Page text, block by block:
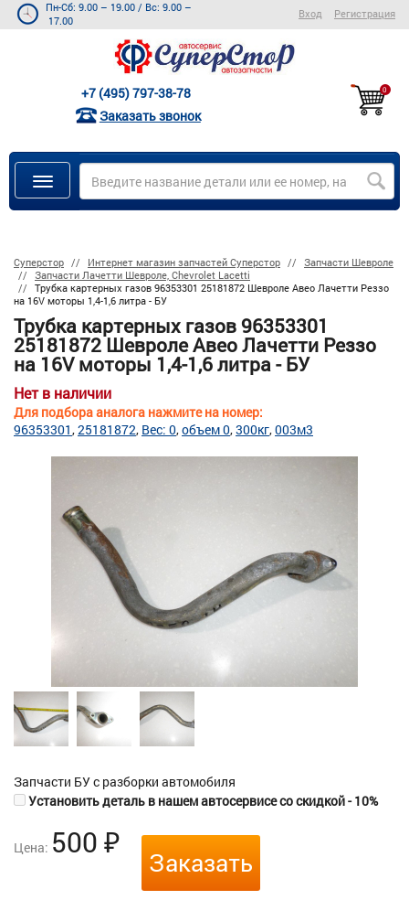
Пн-Сб: 9.00 – 19.00 / Вс: 9.00 –
17.00
Вход Регистрация
+7 (495) 797-38-78
Заказать звонок
0
Суперстор Интернет магазин запчастей Суперстор
Запчасти Шевроле
Запчасти Лачетти Шевроле, Chevrolet Lacetti
Трубка картерных газов 96353301 25181872 Шевроле Авео Лачетти Реззо
на 16V моторы 1,4-1,6 литра - БУ
Трубка картерных газов 96353301
25181872 Шевроле Авео Лачетти Реззо
на 16V моторы 1,4-1,6 литра - БУ
Нет в наличии
Для подбора аналога нажмите на номер:
96353301 25181872 Вес: 0 объем 0 300кг 003м3
Запчасти БУ с разборки автомобиля
Установить деталь в нашем автосервисе со скидкой - 10%
Цена: 500 ₽
Заказать